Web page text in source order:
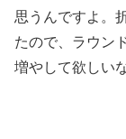
思うんですよ。
たので、ラウン
増やして欲しい